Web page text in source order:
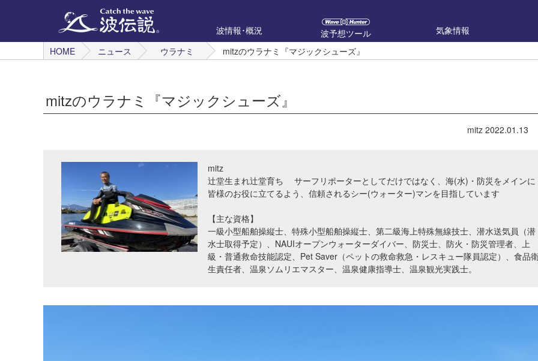
波情報･概況 波予想ツール
気象情報
HOME
ニュース ウラナミ mitzのウラナミ『マジックシューズ』
mitzのウラナミ『マジックシューズ』
mitz 2022.01.13
mitz
辻堂生まれ辻堂育ち サーフリポーターとしてだけではなく、海(水)・防災をメインに
皆様のお役に立てるよう、信頼されるシー(ウォーター)マンを目指しています
【主な資格】
一級小型船舶操縦士、特殊小型船舶操縦士、第二級海上特殊無線技士、潜水送気員（潜
水士取得予定）、NAUIオープンウォーターダイバー、防災士、防火・防災管理者、上
級・普通救命技能認定、Pet Saver（ペットの救命救急・レスキュー隊員認定）、食品
生責任者、温泉ソムリエマスター、温泉健康指導士、温泉観光実践士。